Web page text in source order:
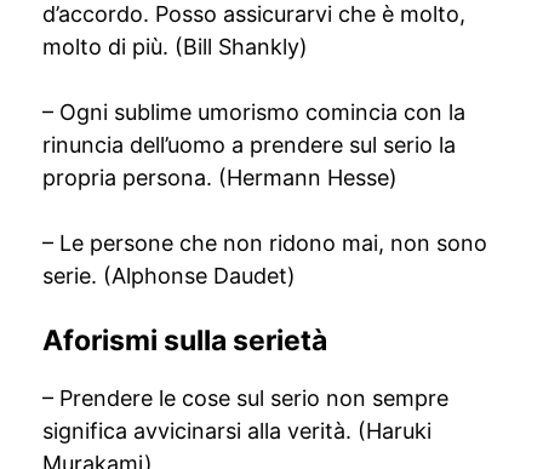
d’accordo. Posso assicurarvi che è molto,
molto di più. (Bill Shankly)
– Ogni sublime umorismo comincia con la
rinuncia dell’uomo a prendere sul serio la
propria persona. (Hermann Hesse)
– Le persone che non ridono mai, non sono
serie. (Alphonse Daudet)
Aforismi sulla serietà
– Prendere le cose sul serio non sempre
significa avvicinarsi alla verità. (Haruki
Murakami)